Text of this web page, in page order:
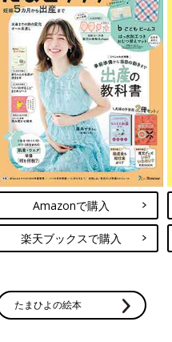
Amazonで購入
楽天ブックスで購入
たまひよの絵本